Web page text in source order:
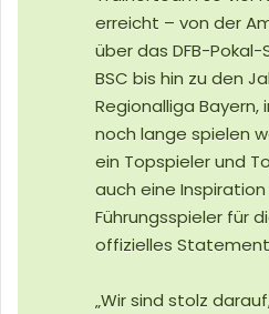
erreicht – von der
über das DFB-
BSC bis hin zu den
Regionalliga
noch lange spielen
ein Topspieler und
auch eine Inspiration
Führungsspieler für
offizielles Statement
„Wir sind stolz